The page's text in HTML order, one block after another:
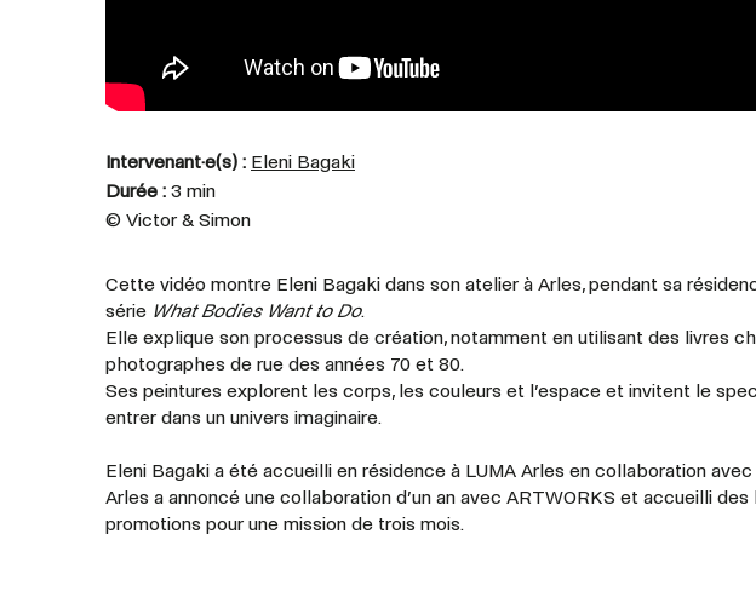
Intervenant·e(s) : Eleni Bagaki
Durée : 3 min
© Victor & Simon
Cette vidéo montre Eleni Bagaki dans son atelier à Arles, pendant sa
série What Bodies Want to Do.
Elle explique son processus de création, notamment en utilisant des livres
photographes de rue des années 70 et 80.
Ses peintures explorent les corps, les couleurs et l’espace et invitent le
entrer dans un univers imaginaire.
Eleni Bagaki a été accueilli en résidence à LUMA Arles en collaboration avec
Arles a annoncé une collaboration d’un an avec ARTWORKS et accueilli
promotions pour une mission de trois mois.